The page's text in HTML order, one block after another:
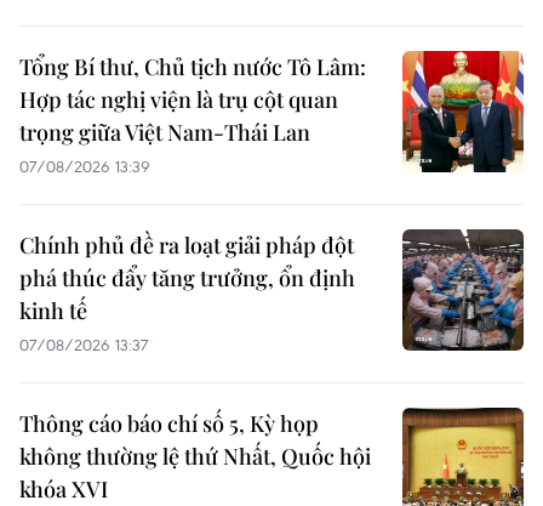
Tổng Bí thư, Chủ tịch nước Tô Lâm:
Hợp tác nghị viện là trụ cột quan
trọng giữa Việt Nam-Thái Lan
07/08/2026 13:39
Chính phủ đề ra loạt giải pháp đột
phá thúc đẩy tăng trưởng, ổn định
kinh tế
07/08/2026 13:37
Thông cáo báo chí số 5, Kỳ họp
không thường lệ thứ Nhất, Quốc hội
khóa XVI